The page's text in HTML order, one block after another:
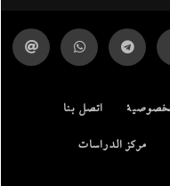
اتصل بنا
مركز الدراسات